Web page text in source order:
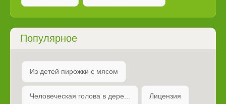
Популярное
Из детей пирожки с мясом
Человеческая голова в дере... Лицензия